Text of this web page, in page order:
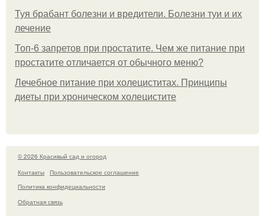
Туя брабант болезни и вредители. Болезни туи и их
лечение
Топ-6 запретов при простатите. Чем же питание при
простатите отличается от обычного меню?
Лечебное питание при холециститах. Принципы
диеты при хроническом холецистите
© 2026 Красивый сад и огород
Контакты
Пользовательское соглашение
Политика конфидециальности
Обратная связь